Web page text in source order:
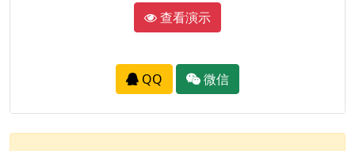
查看演示
QQ 微信